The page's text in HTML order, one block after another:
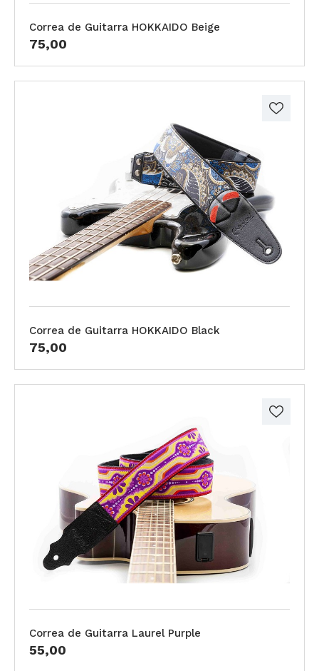
Correa de Guitarra HOKKAIDO Beige
75,00
Correa de Guitarra HOKKAIDO Black
75,00
Correa de Guitarra Laurel Purple
55,00